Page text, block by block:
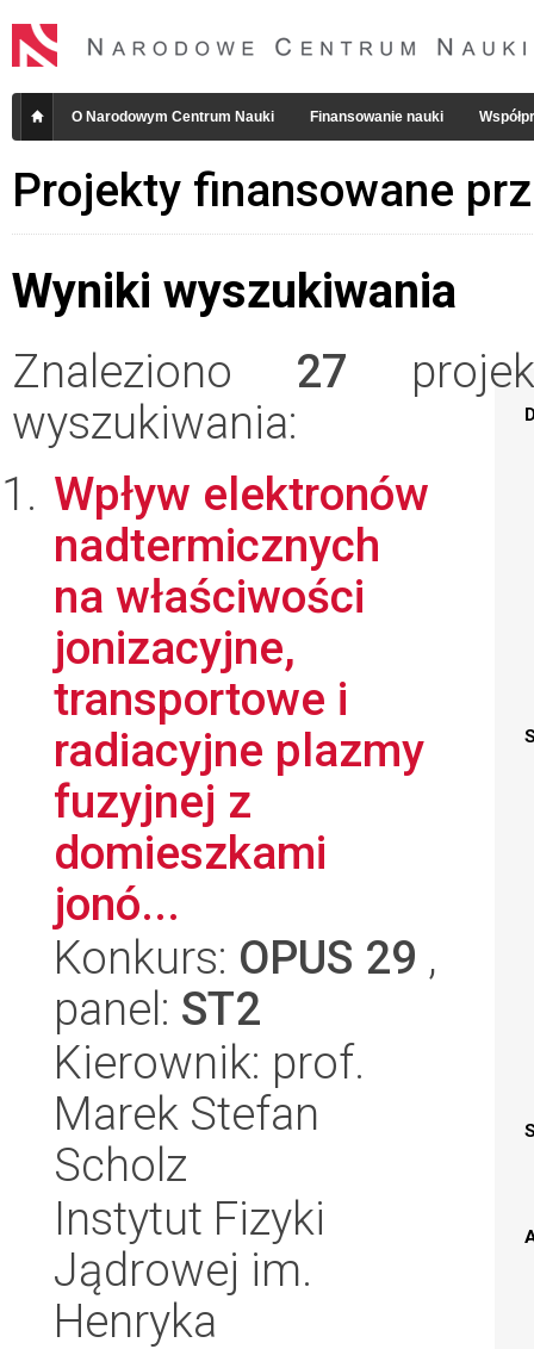
O Narodowym Centrum Nauki Finansowanie nauki
Projekty finansowane
Wyniki wyszukiwania
Znaleziono 27
wyszukiwania:
Wpływ elektronów
nadtermicznych
na właściwości
jonizacyjne,
transportowe i
radiacyjne plazmy
fuzyjnej z
domieszkami
jonó...
Konkurs: OPUS 29 ,
panel: ST2
Kierownik: prof.
Marek Stefan
Scholz
Instytut Fizyki
Jądrowej im.
Henryka